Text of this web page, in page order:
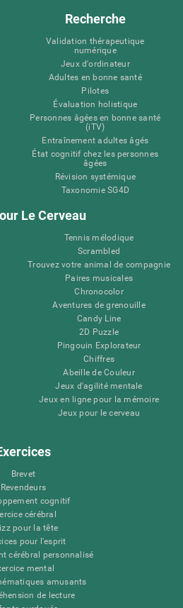
Recherche
Validation thérapeutique
numérique
Jeux d'ordinateur
Adultes en bonne santé
Pilotes
Évaluation holistique
Personnes âgées en bonne santé
(iTV)
Entraînement adultes âgés
État cognitif chez les personnes
âgées
Révision systémique
Taxonomie SG4D
Le Cerveau
Tennis mélodique
Scrambled
Trouvez votre animal de compagnie
Paires musicales
Chronocolor
Aventures de grenouille
Candy Line
2D Puzzle
Pingouin Explorateur
Chiffres
Abeille de Couleur
Jeux d'agilité mentale
Jeux en ligne pour la mémoire
Jeux pour le cerveau
Brevet
Revendeurs
cognitif
cérébral
pour la tête
pour l'esprit
cérébral personnalisé
mental
amusants
de lecture